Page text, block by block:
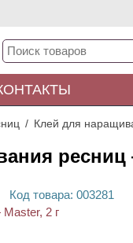
Клей для
ресниц
Код товара: 003281